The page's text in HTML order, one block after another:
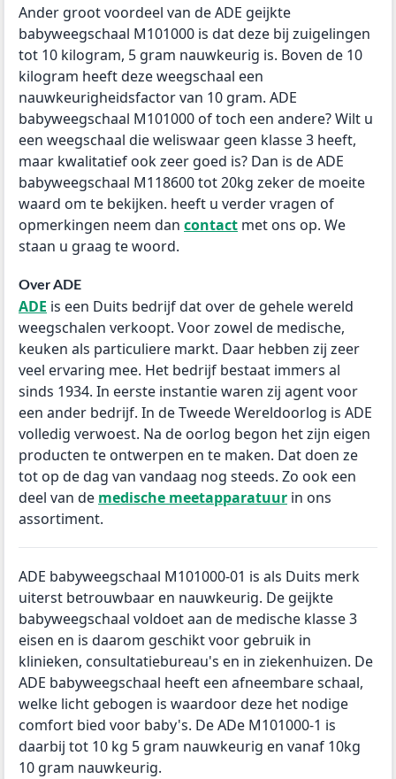
Ander groot voordeel van de ADE geijkte
babyweegschaal M101000 is dat deze bij zuigelingen
tot 10 kilogram, 5 gram nauwkeurig is. Boven de 10
kilogram heeft deze weegschaal een
nauwkeurigheidsfactor van 10 gram. ADE
babyweegschaal M101000 of toch een andere? Wilt u
een weegschaal die weliswaar geen klasse 3 heeft,
maar kwalitatief ook zeer goed is? Dan is de ADE
babyweegschaal M118600 tot 20kg zeker de moeite
waard om te bekijken. heeft u verder vragen of
opmerkingen neem dan contact met ons op. We
staan u graag te woord.
Over ADE
ADE is een Duits bedrijf dat over de gehele wereld
weegschalen verkoopt. Voor zowel de medische,
keuken als particuliere markt. Daar hebben zij zeer
veel ervaring mee. Het bedrijf bestaat immers al
sinds 1934. In eerste instantie waren zij agent voor
een ander bedrijf. In de Tweede Wereldoorlog is ADE
volledig verwoest. Na de oorlog begon het zijn eigen
producten te ontwerpen en te maken. Dat doen ze
tot op de dag van vandaag nog steeds. Zo ook een
deel van de medische meetapparatuur in ons
assortiment.
ADE babyweegschaal M101000-01 is als Duits merk
uiterst betrouwbaar en nauwkeurig. De geijkte
babyweegschaal voldoet aan de medische klasse 3
eisen en is daarom geschikt voor gebruik in
klinieken, consultatiebureau's en in ziekenhuizen. De
ADE babyweegschaal heeft een afneembare schaal,
welke licht gebogen is waardoor deze het nodige
comfort bied voor baby's. De ADe M101000-1 is
daarbij tot 10 kg 5 gram nauwkeurig en vanaf 10kg
10 gram nauwkeurig.